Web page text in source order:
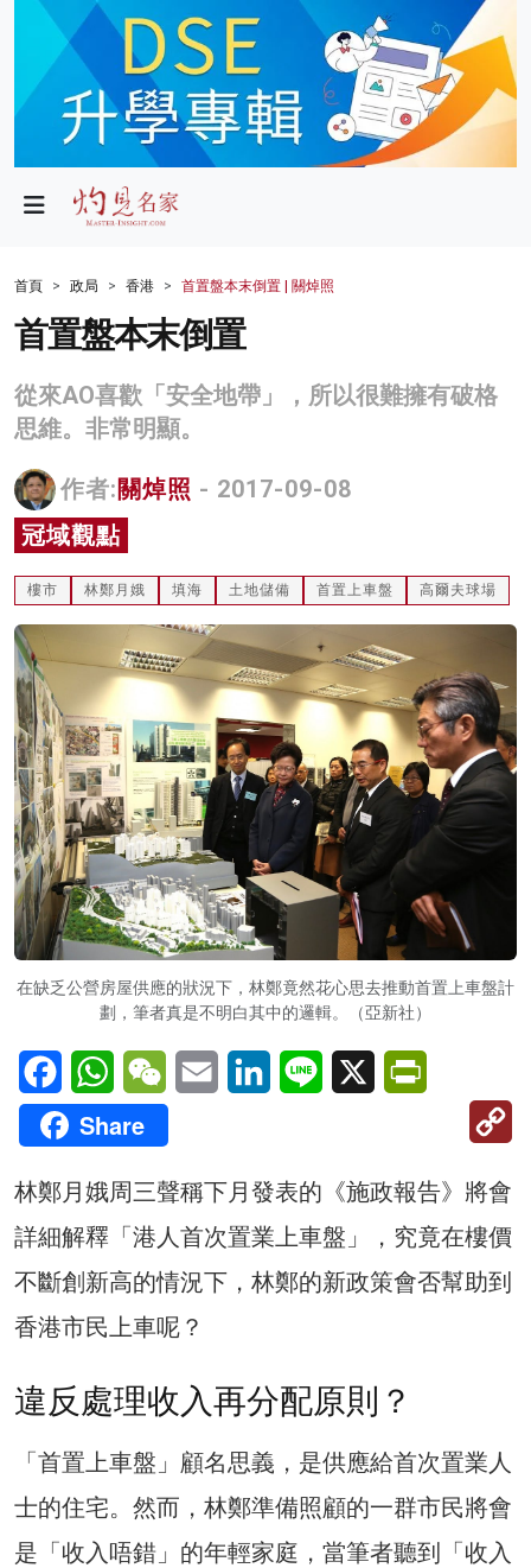
政局
財經
生活
商業
科技
影片
關於我們
首頁 政局 香港 首置盤本末倒置 | 關焯照
首置盤本末倒置
從來AO喜歡「安全地帶」，所以很難擁有破格
思維。非常明顯。
作者: 關焯照 - 2017-09-08
冠域觀點
樓市 林鄭月娥 填海 土地儲備 首置上車盤 高爾夫球場
在缺乏公營房屋供應的狀況下，林鄭竟然花心思去推動首置上車盤計
劃，筆者真是不明白其中的邏輯。（亞新社）
FacebookWhatsAppWeChatEmail LinkedInLine X
Share
林鄭月娥周三聲稱下月發表的《施政報告》將會
詳細解釋「港人首次置業上車盤」，究竟在樓價
不斷創新高的情況下，林鄭的新政策會否幫助到
香港市民上車呢？
違反處理收入再分配原則？
「首置上車盤」顧名思義，是供應給首次置業人
士的住宅。然而，林鄭準備照顧的一群市民將會
是「收入唔錯」的年輕家庭，當筆者聽到「收入